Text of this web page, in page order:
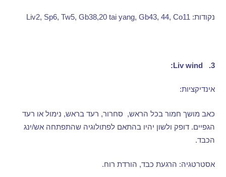
נקודות: Liv2, Sp6, Tw5, Gb38,20 tai yang, Gb43, 44, Co11
3.
Liv wind:
אינדיקציות:
כאב מושך חמור בכל הראש, סחרור, רעד בראש, נימול או רעד
הגפיים.דופק ולשון יהיו בהתאם לפתולוגיה שהתפתחה אש/ינג
הכבד.
אסטרטגיה: הרגעת כבד, הורדת רוח.